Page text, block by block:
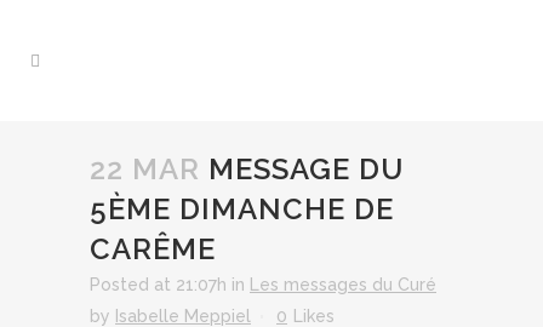
22 MAR MESSAGE DU
5ÈME DIMANCHE DE
CARÊME
Posted at 21:07h in
Les messages du Curé
by Isabelle Meppiel 0 Likes